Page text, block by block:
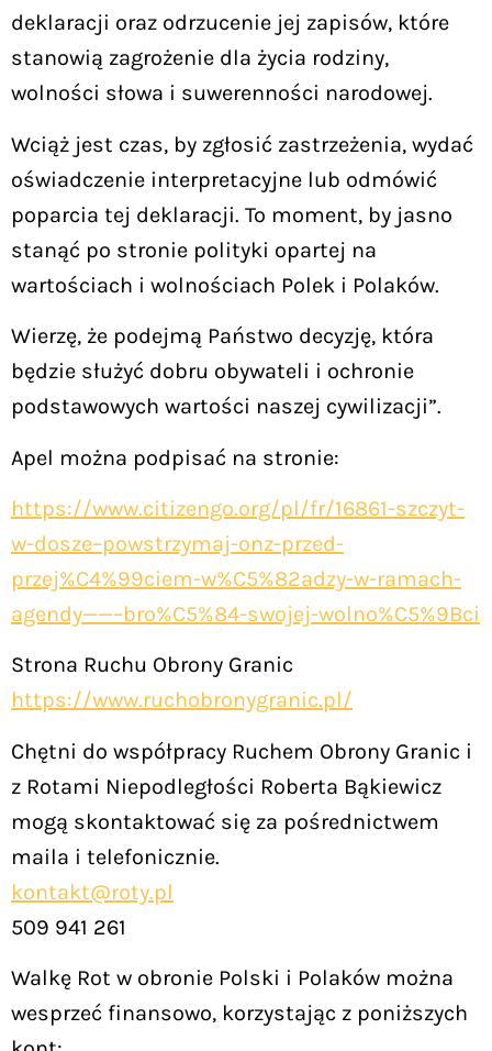
deklaracji oraz odrzucenie jej zapisów, które
stanowią zagrożenie dla życia rodziny,
wolności słowa i suwerenności narodowej.
Wciąż jest czas, by zgłosić zastrzeżenia, wydać
oświadczenie interpretacyjne lub odmówić
poparcia tej deklaracji. To moment, by jasno
stanąć po stronie polityki opartej na
wartościach i wolnościach Polek i Polaków.
Wierzę, że podejmą Państwo decyzję, która
będzie służyć dobru obywateli i ochronie
podstawowych wartości naszej cywilizacji”.
Apel można podpisać na stronie:
https://www.citizengo.org/pl/fr/16861-szczyt-
w-dosze–powstrzymaj-onz-przed-
przej%C4%99ciem-w%C5%82adzy-w-ramach-
agendy——–bro%C5%84-swojej-wolno%C5%9Bci
Strona Ruchu Obrony Granic
https://www.ruchobronygranic.pl/
Chętni do współpracy Ruchem Obrony Granic i
z Rotami Niepodległości Roberta Bąkiewicz
mogą skontaktować się za pośrednictwem
maila i telefonicznie.
kontakt@roty.pl
509 941 261
Walkę Rot w obronie Polski i Polaków można
wesprzeć finansowo, korzystając z poniższych